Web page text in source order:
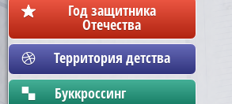
Год защитника
Отечества
Территория детства
Бyккpoccинг